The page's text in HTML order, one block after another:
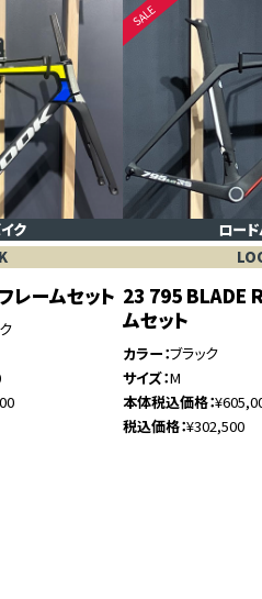
ク
レームセット
ロー
23 795 BLADE
ムセット
カラー ブラック
サイズ M
本体税込価格
税込価格 ¥302,500